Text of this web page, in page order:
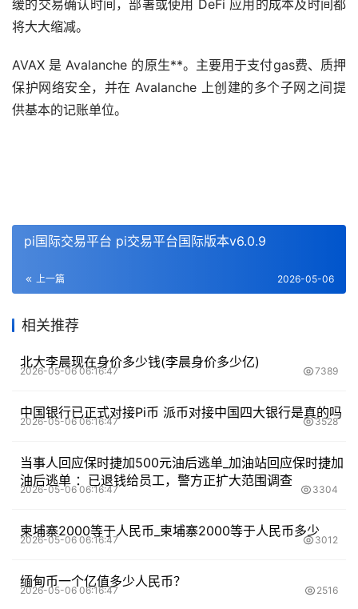
缓的交易确认时间，部署或使用 DeFi 应用的成本及时间都
将大大缩减。
AVAX 是 Avalanche 的原生**。主要用于支付gas费、质押
保护网络安全，并在 Avalanche 上创建的多个子网之间提
供基本的记账单位。
pi国际交易平台 pi交易平台国际版本v6.0.9
上一篇 2026-05-06
相关推荐
北大李晨现在身价多少钱(李晨身价多少亿)
2026-05-06 06:16:47 7389
中国银行已正式对接Pi币 派币对接中国四大银行是真的吗
2026-05-06 06:16:47 3528
当事人回应保时捷加500元油后逃单_加油站回应保时捷加
油后逃单 ：已退钱给员工，警方正扩大范围调查
2026-05-06 06:16:47 3304
柬埔寨2000等于人民币_柬埔寨2000等于人民币多少
2026-05-06 06:16:47 3012
缅甸币一个亿值多少人民币？
2026-05-06 06:16:47 2516